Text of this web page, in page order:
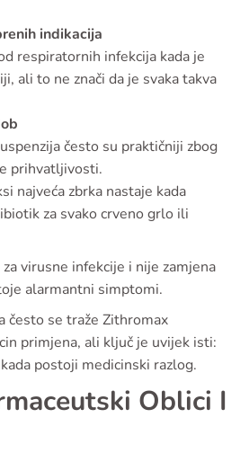
indikacija
respiratornih infekcija kada je
ali to ne znači da je svaka takva
često su praktičniji zbog
prihvatljivosti.
najveća zbrka nastaje kada
za svako crveno grlo ili
virusne infekcije i nije zamjena
alarmantni simptomi.
često se traže Zithromax
primjena, ali ključ je uvijek isti:
postoji medicinski razlog.
Oblici I